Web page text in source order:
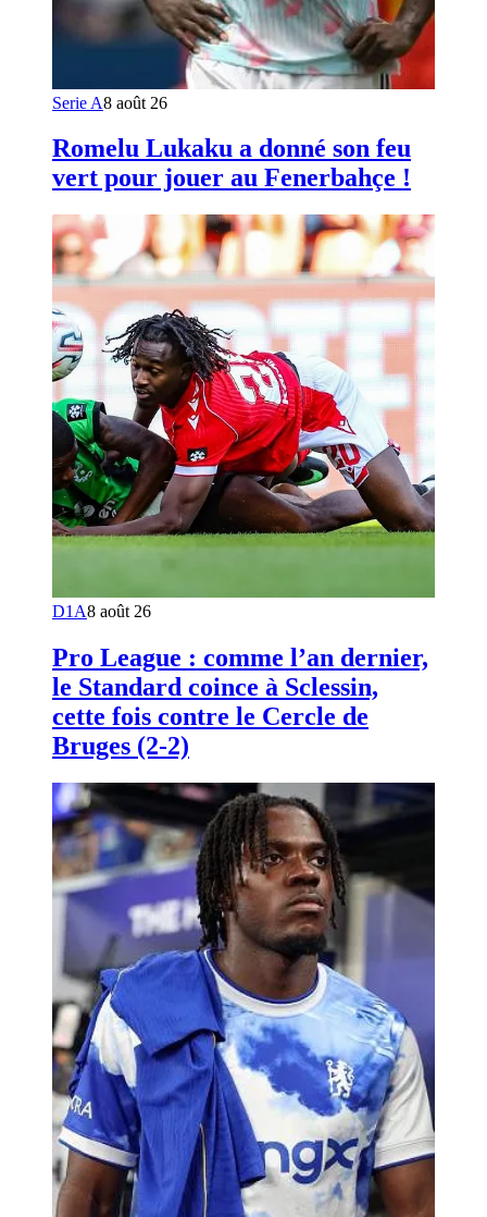
Serie A8 août 26
Romelu Lukaku a donné son feu
vert pour jouer au Fenerbahçe !
D1A8 août 26
Pro League : comme l’an dernier,
le Standard coince à Sclessin,
cette fois contre le Cercle de
Bruges (2-2)